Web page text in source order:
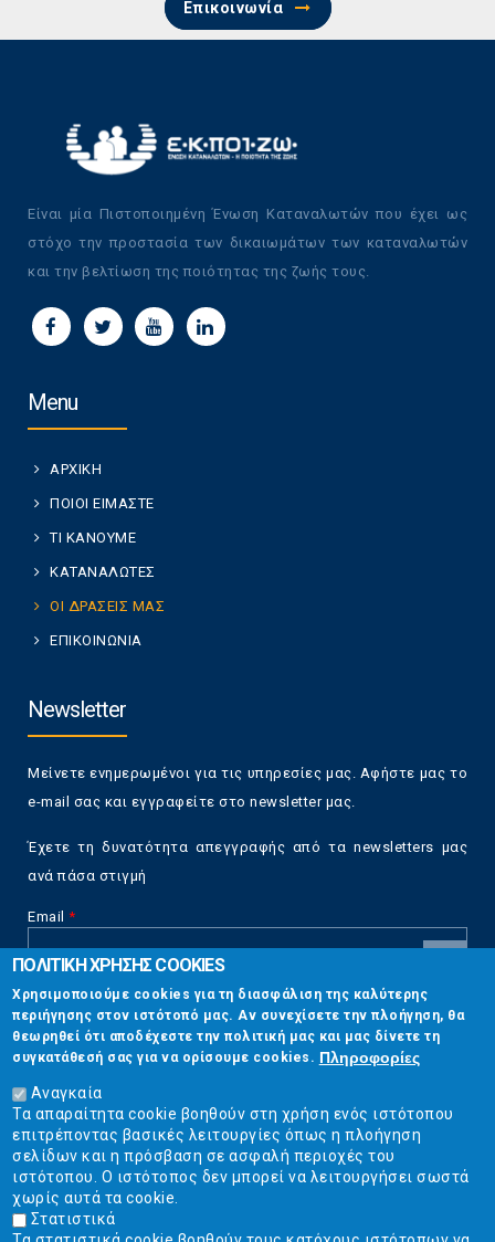
Επικοινωνία
Είναι μία Πιστοποιημένη Ένωση Καταναλωτών που έχει ως
στόχο την προστασία των δικαιωμάτων των καταναλωτών
και την βελτίωση της ποιότητας της ζωής τους.
Menu
ΑΡΧΙΚΗ
ΠΟΙΟΙ ΕΙΜΑΣΤΕ
ΤΙ ΚΑΝΟΥΜΕ
ΚΑΤΑΝΑΛΩΤΕΣ
ΟΙ ΔΡΑΣΕΙΣ ΜΑΣ
ΕΠΙΚΟΙΝΩΝΙΑ
Newsletter
Μείνετε ενημερωμένοι για τις υπηρεσίες μας. Αφήστε μας το
e-mail σας και εγγραφείτε στο newsletter μας.
Έχετε τη δυνατότητα απεγγραφής από τα newsletters μας
ανά πάσα στιγμή
Email *
CAPTCHA
This
question is
for testing
whether or
not you are a
human visitor
and to
prevent
automated
spam
submissions.
Επικοινωνία
Στουρνάρη 17, Αθήνα 10683
2103304444
info@ekpizo.gr
www.ekpizo.gr
ΠΟΛΙΤΙΚΗ ΧΡΗΣΗΣ COOKIES
Χρησιμοποιούμε cookies για τη διασφάλιση της καλύτερης
περιήγησης στον ιστότοπό μας. Αν συνεχίσετε την πλοήγηση, θα
θεωρηθεί ότι αποδέχεστε την πολιτική μας και μας δίνετε τη
συγκατάθεσή σας για να ορίσουμε cookies. Πληροφορίες
Αναγκαία
Τα απαραίτητα cookie βοηθούν στη χρήση ενός ιστότοπου
επιτρέποντας βασικές λειτουργίες όπως η πλοήγηση
σελίδων και η πρόσβαση σε ασφαλή περιοχές του
ιστότοπου. Ο ιστότοπος δεν μπορεί να λειτουργήσει σωστά
χωρίς αυτά τα cookie.
Στατιστικά